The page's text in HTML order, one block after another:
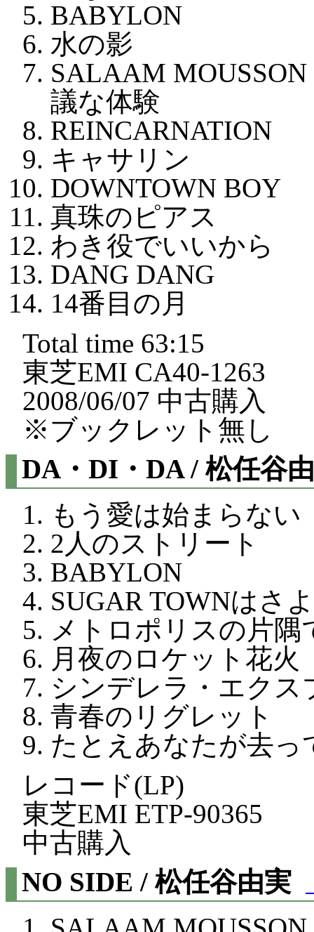
BABYLON
水の影
SALAAM
議な体験
REINCARNATION
キャサリン
DOWNTOWN BOY
真珠のピアス
わき役でいいから
DANG DANG
14番目の月
Total time 63:15
東芝EMI CA40-1263
2008/06/07 中古購入
※ブックレット無し
DA・DI・DA / 松任谷
もう愛は始まらない
2人のストリート
BABYLON
SUGAR TOWNはさ
メトロポリスの片隅
月夜のロケット花火
シンデレラ・エクス
青春のリグレット
たとえあなたが去っ
レコード(LP)
東芝EMI ETP-90365
中古購入
NO SIDE / 松任谷由実